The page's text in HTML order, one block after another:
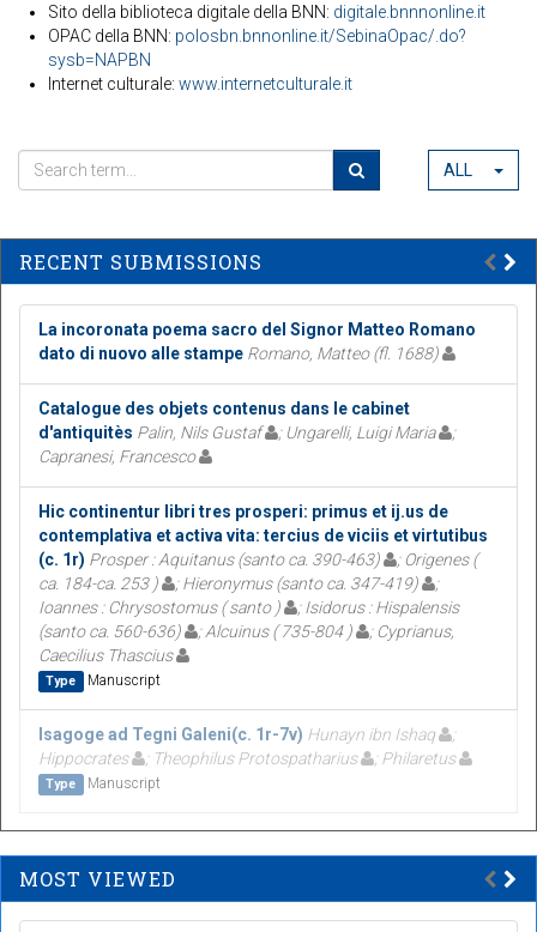
Sito della biblioteca digitale della BNN: digitale.bnnnonline.it
OPAC della BNN: polosbn.bnnonline.it/SebinaOpac/.do?
sysb=NAPBN
Internet culturale: www.internetculturale.it
ALL
RECENT SUBMISSIONS
La incoronata poema sacro del Signor Matteo Romano
dato di nuovo alle stampe Romano, Matteo (fl. 1688)
Catalogue des objets contenus dans le cabinet
d'antiquitès Palin, Nils Gustaf ; Ungarelli, Luigi Maria
;
Capranesi, Francesco
Hic continentur libri tres prosperi: primus et ij.us de
contemplativa et activa vita: tercius de viciis et virtutibus
(c. 1r) Prosper : Aquitanus (santo ca. 390-463)
; Origenes (
ca. 184-ca. 253 )
; Hieronymus (santo ca. 347-419)
;
Ioannes : Chrysostomus ( santo )
; Isidorus : Hispalensis
(santo ca. 560-636)
; Alcuinus ( 735-804 )
; Cyprianus,
Caecilius Thascius
Type Manuscript
Isagoge ad Tegni Galeni(c. 1r-7v) Hunayn ibn Ishaq
Hippocrates
; Theophilus Protospatharius ; Philaretus
Type Manuscript
MOST VIEWED